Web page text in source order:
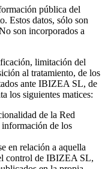
pública del
Estos datos, sólo son
son incorporados a
limitación del
al tratamiento, de los
ante IBIZEA SL, de
los siguientes matices:
de la Red
información de los
en relación a aquella
control de IBIZEA SL,